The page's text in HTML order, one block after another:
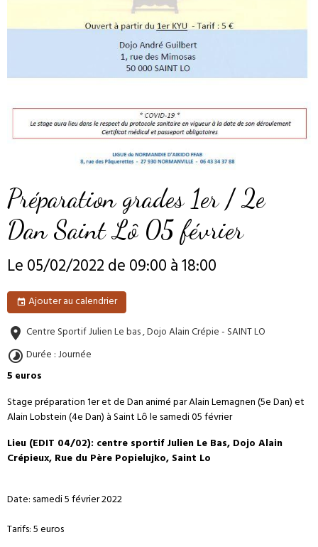
Préparation grades 1er / 2e
Dan Saint Lô 05 février
Le 05/02/2022de 09:00à 18:00
Ajouter au calendrier
Centre Sportif Julien Le bas , Dojo Alain Crépie - SAINT LO
Durée : Journée
5 euros
Stage préparation 1er et de Dan animé par Alain Lemagnen (5e Dan) et
Alain Lobstein (4e Dan) à Saint Lô le samedi 05 février
Lieu (EDIT 04/02): centre sportif Julien Le Bas, Dojo Alain
Crépieux, Rue du Père Popielujko, Saint Lo
Date: samedi 5 février 2022
Tarifs: 5 euros